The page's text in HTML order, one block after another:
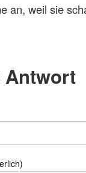
an, weil sie
Antwort